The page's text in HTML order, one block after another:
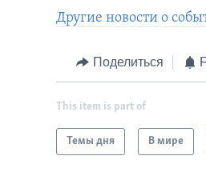
Другие новости о
Поделиться
This item is part of
Темы дня В мире